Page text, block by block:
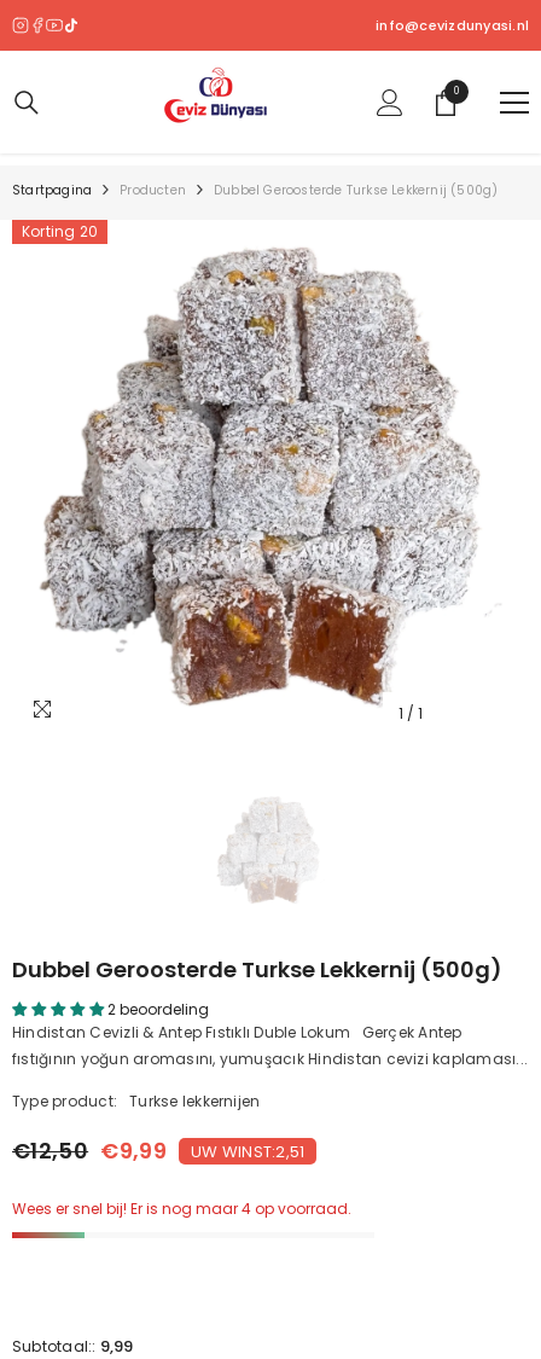
info@cevizdunyasi.nl
00
product
Startpagina Producten Dubbel Geroosterde Turkse Lekkernij (500g)
Korting 20
1 / 1
Dubbel Geroosterde Turkse Lekkernij (500g)
2 beoordeling
Hindistan Cevizli & Antep Fıstıklı Duble Lokum Gerçek Antep
fıstığının yoğun aromasını, yumuşacık Hindistan cevizi kaplaması...
Type product: Turkse lekkernijen
€12,50 €9,99 UW WINST:2,51
Wees er snel bij! Er is nog maar 4 op voorraad.
Subtotaal:: 9,99